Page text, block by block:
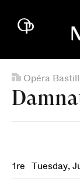
Opéra
1re Tuesday,